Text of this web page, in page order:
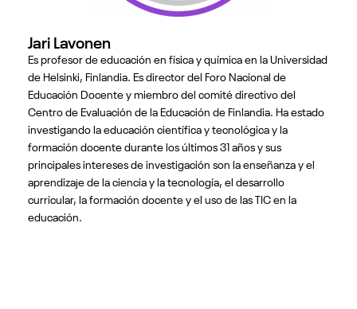
Jari Lavonen
Es profesor de educación en física y química en la Universidad
de Helsinki, Finlandia. Es director del Foro Nacional de
Educación Docente y miembro del comité directivo del
Centro de Evaluación de la Educación de Finlandia. Ha estado
investigando la educación científica y tecnológica y la
formación docente durante los últimos 31 años y sus
principales intereses de investigación son la enseñanza y el
aprendizaje de la ciencia y la tecnología, el desarrollo
curricular, la formación docente y el uso de las TIC en la
educación.